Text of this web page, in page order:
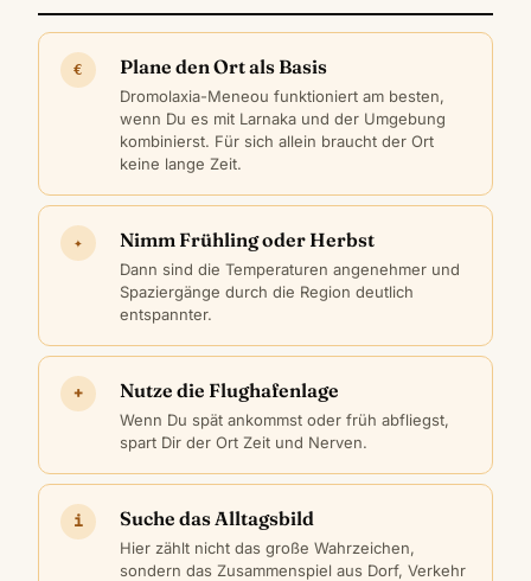
€ Plane den Ort als Basis
Dromolaxia-Meneou funktioniert am besten,
wenn Du es mit Larnaka und der Umgebung
kombinierst. Für sich allein braucht der Ort
keine lange Zeit.
✦ Nimm Frühling oder Herbst
Dann sind die Temperaturen angenehmer und
Spaziergänge durch die Region deutlich
entspannter.
+ Nutze die Flughafenlage
Wenn Du spät ankommst oder früh abfliegst,
spart Dir der Ort Zeit und Nerven.
i Suche das Alltagsbild
Hier zählt nicht das große Wahrzeichen,
sondern das Zusammenspiel aus Dorf, Verkehr